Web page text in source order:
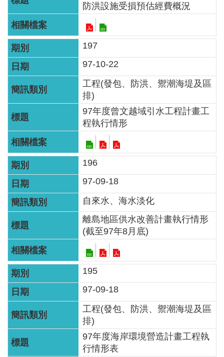
答
廉
政
平
臺
性
專
區
English
RSS
互
動
流
專
屬
網
站
政
防洪設施受損預估經費概況
197
97-10-22
工程(發包、防洪、禦潮海堤及區
排)
97年度曾文越域引水工程計畫工
程執行情形
196
97-09-18
自來水、海水淡化
離島地區供水改善計畫執行情形
(截至97年8月底)
195
97-09-18
工程(發包、防洪、禦潮海堤及區
排)
97年度海岸環境營造計畫工程執
行情形表